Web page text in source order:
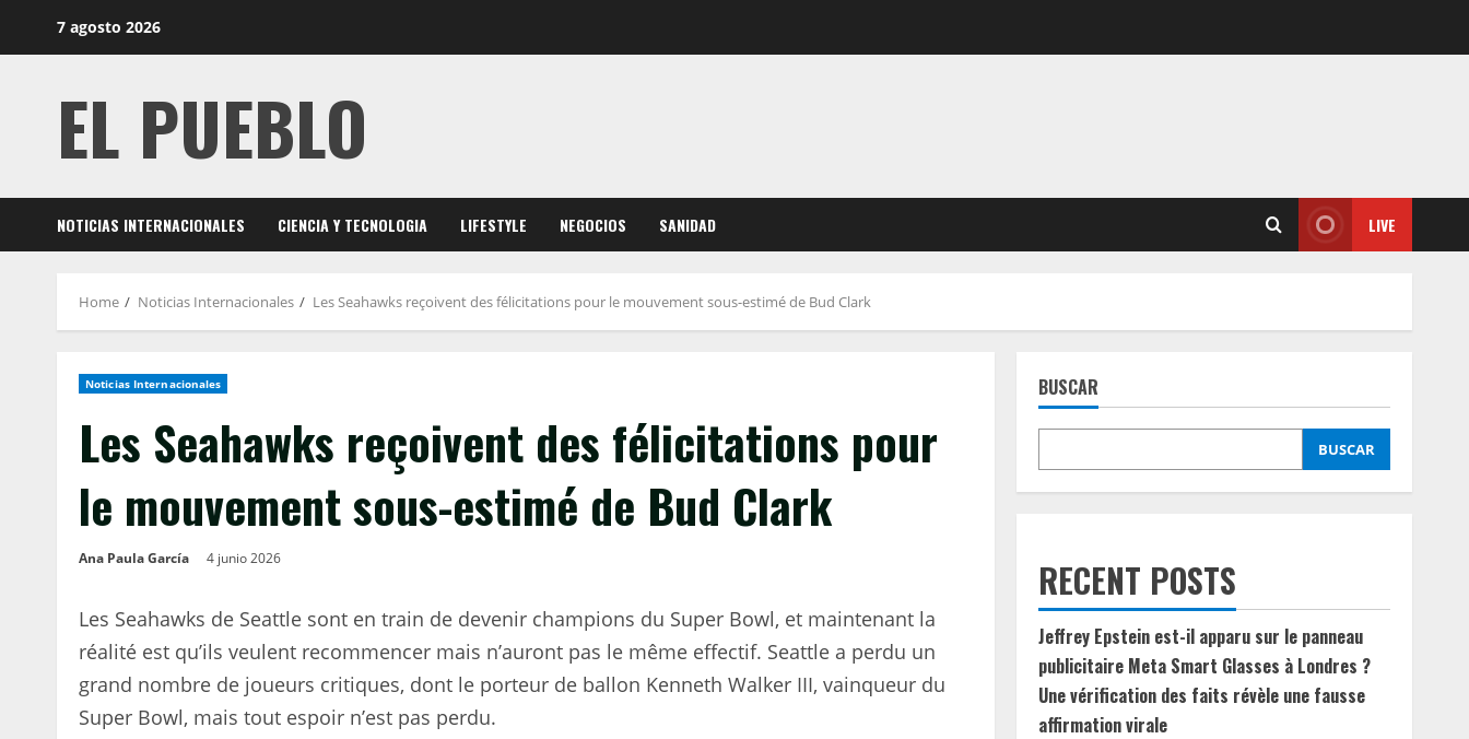
7 agosto 2026
EL PUEBLO
NOTICIAS INTERNACIONALES CIENCIA Y TECNOLOGIA LIFESTYLE NEGOCIOS SANIDAD LIVE
Home Noticias Internacionales Les Seahawks reçoivent des félicitations pour le mouvement sous-estimé de Bud Clark
Noticias Internacionales
Les Seahawks reçoivent des félicitations pour
le mouvement sous-estimé de Bud Clark
Ana Paula García 4 junio 2026
Les Seahawks de Seattle sont en train de devenir champions du Super Bowl, et maintenant la
réalité est qu’ils veulent recommencer mais n’auront pas le même effectif. Seattle a perdu un
grand nombre de joueurs critiques, dont le porteur de ballon Kenneth Walker III, vainqueur du
Super Bowl, mais tout espoir n’est pas perdu.
BUSCAR
BUSCAR
RECENT POSTS
Jeffrey Epstein est-il apparu sur le panneau
publicitaire Meta Smart Glasses à Londres ?
Une vérification des faits révèle une fausse
affirmation virale